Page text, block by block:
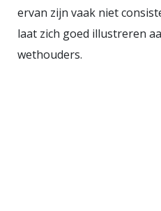
ervan zijn vaak niet
laat zich goed illustreren
wethouders.